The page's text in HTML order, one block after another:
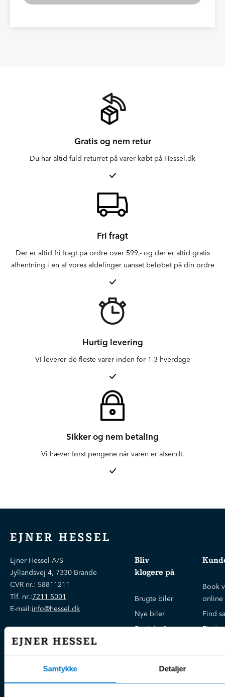
Samtykke Detaljer
Gratis og nem retur
Du har altid fuld returret på varer købt på Hessel.dk
Fri fragt
Der er altid fri fragt på ordre over 599,- og der er altid gratis
afhentning i en af vores afdelinger uanset beløbet på din ordre
Hurtig levering
VI leverer de fleste varer inden for 1-3 hverdage
Sikker og nem betaling
Vi hæver først pengene når varen er afsendt.
EJNER HESSEL
Ejner Hessel A/S
Jyllandsvej 4, 7330 Brande
CVR nr.: 58811211
Tlf. nr.:7211 5001
E-mail:info@hessel.dk
Man - Fre:
Bliv
klogere på
Brugte biler
Nye biler
Fordels- &
Guides, tips
Kampagner
Book
online
Find
Find